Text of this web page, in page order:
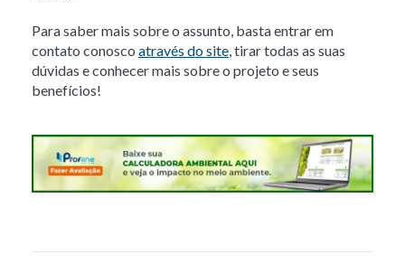
Para saber mais sobre o assunto, basta entrar em
contato conosco através do site , tirar todas as suas
dúvidas e conhecer mais sobre o projeto e seus
benefícios!